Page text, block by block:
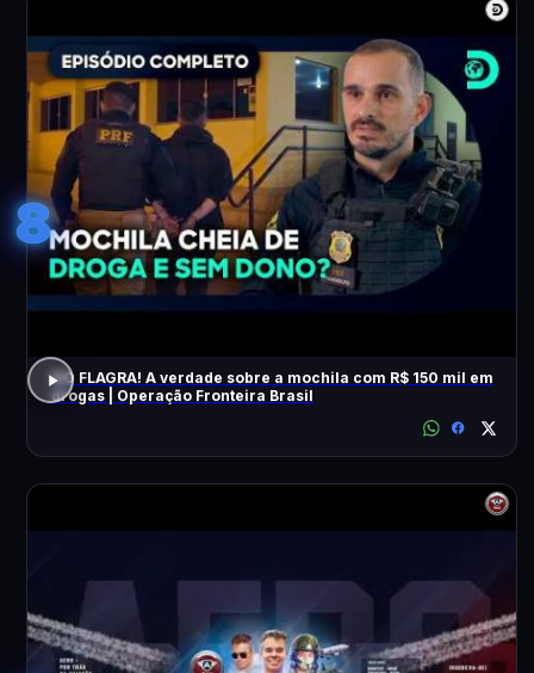
8
NO FLAGRA! A verdade sobre a mochila com R$ 150 mil em
drogas | Operação Fronteira Brasil